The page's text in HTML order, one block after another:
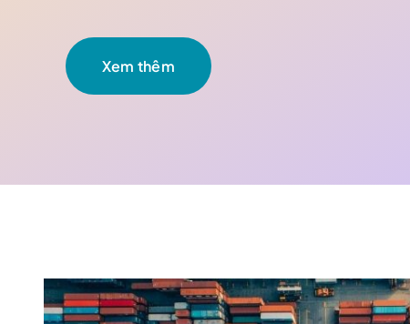
Xem thêm